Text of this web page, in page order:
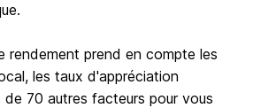
rendement prend en compte les
les taux d'appréciation
de 70 autres facteurs pour vous